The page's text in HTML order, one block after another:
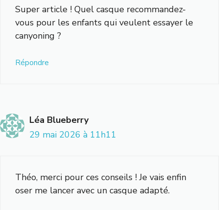
Super article ! Quel casque recommandez-
vous pour les enfants qui veulent essayer le
canyoning ?
Répondre
Léa Blueberry
29 mai 2026 à 11h11
Théo, merci pour ces conseils ! Je vais enfin
oser me lancer avec un casque adapté.